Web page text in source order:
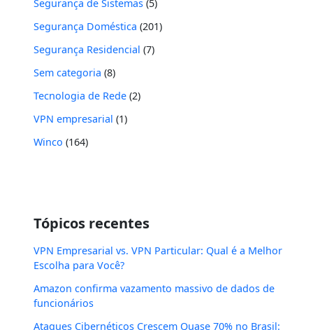
Segurança de Sistemas (5)
Segurança Doméstica (201)
Segurança Residencial (7)
Sem categoria (8)
Tecnologia de Rede (2)
VPN empresarial (1)
Winco (164)
Tópicos recentes
VPN Empresarial vs. VPN Particular: Qual é a Melhor
Escolha para Você?
Amazon confirma vazamento massivo de dados de
funcionários
Ataques Cibernéticos Crescem Quase 70% no Brasil: